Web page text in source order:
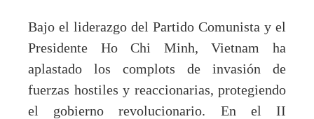
Bajo el liderazgo del Partido Comunista y el
Presidente Ho Chi Minh, Vietnam ha
aplastado los complots de invasión de
fuerzas hostiles y reaccionarias, protegiendo
el gobierno revolucionario. En el II